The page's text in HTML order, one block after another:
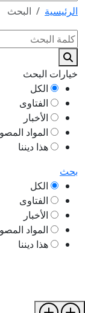
الرئيسية البحث
خيارات البحث
الكل
الفتاوى
الأخبار
المواد
هذا ديننا
بحث
الكل
الفتاوى
الأخبار
المواد
هذا ديننا